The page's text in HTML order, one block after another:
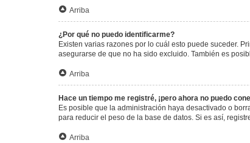
Arriba
¿Por qué no puedo identificarme?
Existen varias razones por lo cuál esto puede suceder.
asegurarse de que no ha sido excluido. También es
Arriba
Hace un tiempo me registré, ¡pero ahora no puedo
Es posible que la administración haya desactivado o
para reducir el peso de la base de datos. Si es así,
Arriba